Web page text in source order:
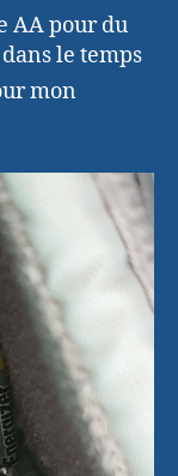
AA pour du
le temps
mon